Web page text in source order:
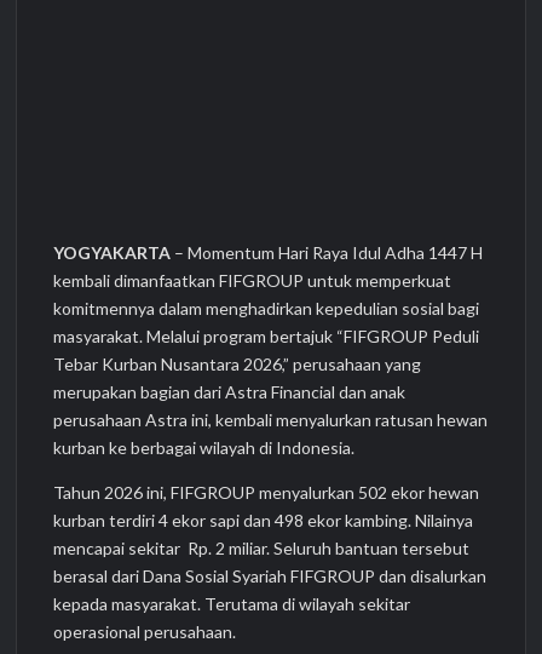
YOGYAKARTA – Momentum Hari Raya Idul Adha 1447 H
kembali dimanfaatkan FIFGROUP untuk memperkuat
komitmennya dalam menghadirkan kepedulian sosial bagi
masyarakat. Melalui program bertajuk “FIFGROUP Peduli
Tebar Kurban Nusantara 2026,” perusahaan yang
merupakan bagian dari Astra Financial dan anak
perusahaan Astra ini, kembali menyalurkan ratusan hewan
kurban ke berbagai wilayah di Indonesia.
Tahun 2026 ini, FIFGROUP menyalurkan 502 ekor hewan
kurban terdiri 4 ekor sapi dan 498 ekor kambing. Nilainya
mencapai sekitar Rp. 2 miliar. Seluruh bantuan tersebut
berasal dari Dana Sosial Syariah FIFGROUP dan disalurkan
kepada masyarakat. Terutama di wilayah sekitar
operasional perusahaan.